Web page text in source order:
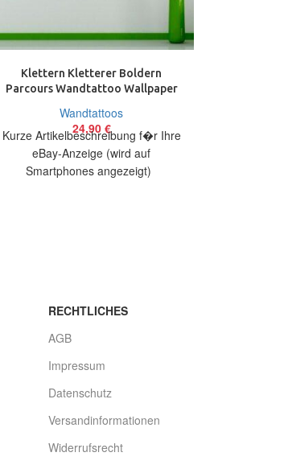
Klettern Kletterer Boldern
Parcours Wandtattoo Wallpaper
Wandtattoos
24,90 €
Kurze Artikelbeschreibung f�r Ihre
eBay-Anzeige (wird auf
Smartphones angezeigt)
RECHTLICHES
AGB
Impressum
Datenschutz
Versandinformationen
Widerrufsrecht